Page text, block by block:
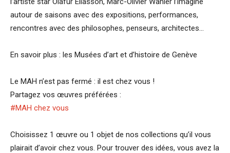
autour de saisons avec des expositions, performances,
rencontres avec des philosophes, penseurs, architectes…
En savoir plus : les Musées d’art et d’histoire de Genève
Le MAH n’est pas fermé : il est chez vous !
Partagez vos œuvres préférées :
#MAH chez vous
Choisissez 1 œuvre ou 1 objet de nos collections qu’il vous
plairait d’avoir chez vous. Pour trouver des idées, vous avez la